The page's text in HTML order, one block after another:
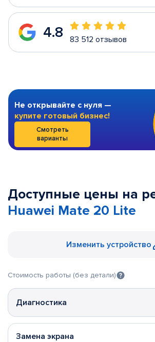
4.8 83 512 отзывов
Не открывайте с нуля —
купите готовый бизнес!
Смотреть
варианты
Доступные цены на
Huawei Mate 20 Lite
Изменить устройство
Стоимость работы (без детали)
Диагностика
Замена экрана